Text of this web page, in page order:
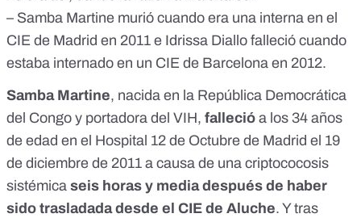
– Samba Martine murió cuando era una interna en el
CIE de Madrid en 2011 e Idrissa Diallo falleció cuando
estaba internado en un CIE de Barcelona en 2012.
Samba Martine, nacida en la República Democrática
del Congo y portadora del VIH, falleció a los 34 años
de edad en el Hospital 12 de Octubre de Madrid el 19
de diciembre de 2011 a causa de una criptococosis
sistémica seis horas y media después de haber
sido trasladada desde el CIE de Aluche. Y tras